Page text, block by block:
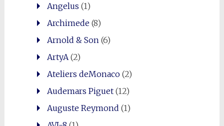
Angelus (1)
Archimede(8)
Arnold & Son (6)
ArtyA (2)
Ateliers deMonaco(2)
Audemars Piguet(12)
Auguste Reymond (1)